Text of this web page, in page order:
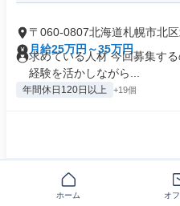
〒060-0807北海道札幌市北
月給25万円～35万円
求めている人材 今回募集す
経験を活かしながら...
年間休日120日以上 +19個
この企業の類
ホーム オ